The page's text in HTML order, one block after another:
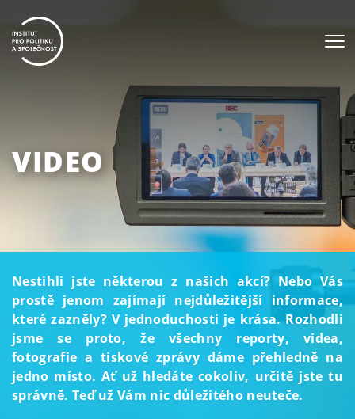
VIDEO
Nestihli jste některou z našich akcí? Nebo Vás
prostě jenom zajímají nejdůležitější informace,
které zazněly? V jednoduchosti je krása. Rozhodli
jsme se proto, že všechny reporty, videa,
fotografie a tiskové zprávy dáme přehledně na
jedno místo. Ať už hledáte cokoliv, určitě jste tu
správně. Teď už Vám nic důležitého neuteče.